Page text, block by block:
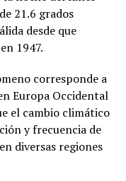
21.6 grados
desde que
1947.
corresponde a
Europa Occidental
el cambio climático
y frecuencia de
diversas regiones